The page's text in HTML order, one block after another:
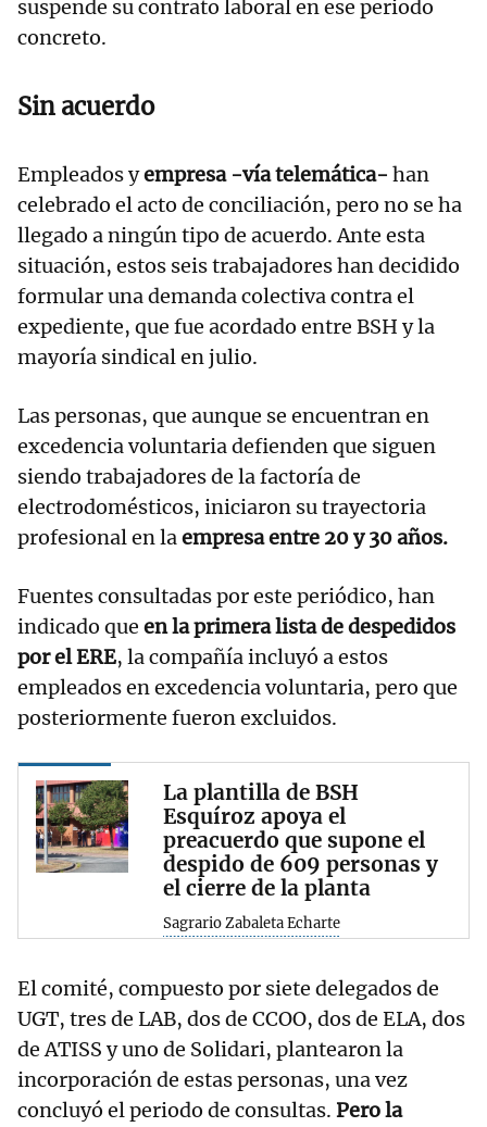
suspende su contrato laboral en ese periodo
concreto.
Sin acuerdo
Empleados yempresa -vía telemática- han
celebrado el acto de conciliación, pero no se ha
llegado a ningún tipo de acuerdo. Ante esta
situación, estos seis trabajadores han decidido
formular una demanda colectiva contra el
expediente, que fue acordado entre BSH y la
mayoría sindical en julio.
Las personas, que aunque se encuentran en
excedencia voluntaria defienden que siguen
siendo trabajadores de la factoría de
electrodomésticos, iniciaron su trayectoria
profesional en laempresa entre 20 y 30 años.
Fuentes consultadas por este periódico, han
indicado que en la primera lista de despedidos
por el ERE, la compañía incluyó a estos
empleados en excedencia voluntaria, pero que
posteriormente fueron excluidos.
La plantilla de BSH
Esquíroz apoya el
preacuerdo que supone el
despido de 609 personas y
el cierre de la planta
Sagrario Zabaleta Echarte
El comité, compuesto por siete delegados de
UGT, tres de LAB, dos de CCOO, dos de ELA, dos
de ATISS y uno de Solidari, plantearon la
incorporación de estas personas, una vez
concluyó el periodo de consultas. Pero la